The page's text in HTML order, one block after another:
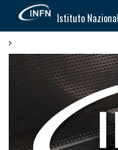
Istituto